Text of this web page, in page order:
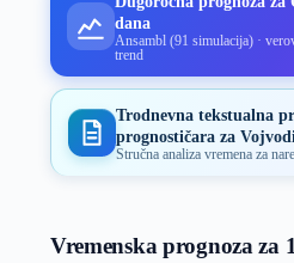
dana
Ansambl (91 simulacija) ·
trend
Trodnevna tekstualna
prognostičara za
Stručna analiza vremena za
Vremenska prognoza za